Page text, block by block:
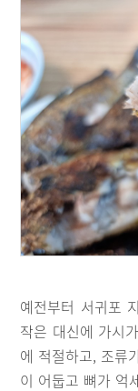
예전부터 서귀포
작은 대신에 가시
에 적절하고, 조류
이 어둡고 뼈가 억